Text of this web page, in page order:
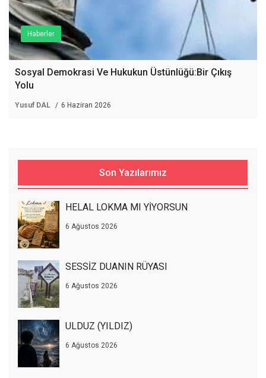
Haberler
Sosyal Demokrasi Ve Hukukun Üstünlüğü:Bir Çıkış
Yolu
Yusuf DAL 6 Haziran 2026
Son Yazılarımız
HELAL LOKMA MI YİYORSUN
6 Ağustos 2026
SESSİZ DUANIN RÜYASI
6 Ağustos 2026
ULDUZ (YILDIZ)
6 Ağustos 2026